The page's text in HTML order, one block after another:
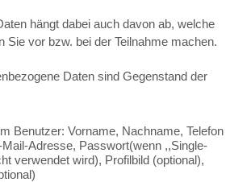
hängt dabei auch davon ab, welche
Sie vor bzw. bei der Teilnahme machen.
Daten sind Gegenstand der
Benutzer: Vorname, Nachname, Telefon
Mail-Adresse, Passwort(wenn ,,Single-
verwendet wird), Profilbild (optional),